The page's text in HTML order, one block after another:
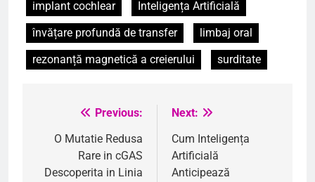
implant cochlear
Inteligența Artificială
învățare profundă de transfer
limbaj oral
rezonanță magnetică a creierului
surditate
Navigare
articole
Previous:
O Mutatie Redusa
Rare in cGAS
Descoperita in Linia
Next:
Cum Inteligența
Artificială
Anticipează